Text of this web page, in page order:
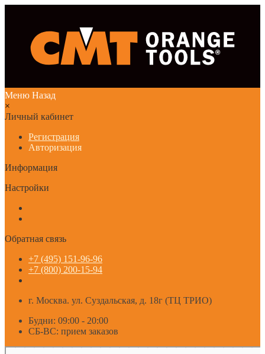
Меню Назад
×
Личный кабинет
Регистрация
Авторизация
Информация
Настройки
Обратная связь
+7 (495) 151-96-96
+7 (800) 200-15-94
г. Москва. ул. Суздальская, д. 18г (ТЦ ТРИО)
Будни: 09:00 - 20:00
СБ-ВС: прием заказов